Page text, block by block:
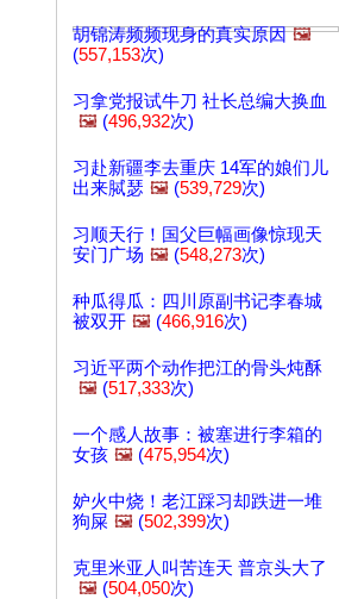
胡锦涛频频现身的真实原因 🖼️
(557,153次)
习拿党报试牛刀 社长总编大换血
🖼️ (496,932次)
习赴新疆李去重庆 14军的娘们儿
出来脦瑟 🖼️ (539,729次)
习顺天行！国父巨幅画像惊现天
安门广场 🖼️ (548,273次)
种瓜得瓜：四川原副书记李春城
被双开 🖼️ (466,916次)
习近平两个动作把江的骨头炖酥
🖼️ (517,333次)
一个感人故事：被塞进行李箱的
女孩 🖼️ (475,954次)
妒火中烧！老江踩习却跌进一堆
狗屎 🖼️ (502,399次)
克里米亚人叫苦连天 普京头大了
🖼️ (504,050次)